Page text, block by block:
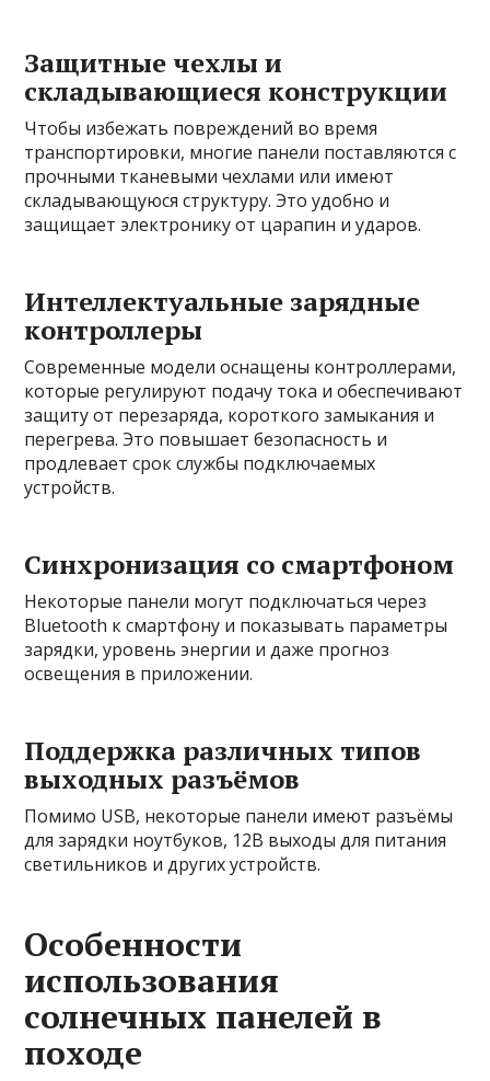
Защитные чехлы и
складывающиеся конструкции
Чтобы избежать повреждений во время
транспортировки, многие панели поставляются с
прочными тканевыми чехлами или имеют
складывающуюся структуру. Это удобно и
защищает электронику от царапин и ударов.
Интеллектуальные зарядные
контроллеры
Современные модели оснащены контроллерами,
которые регулируют подачу тока и обеспечивают
защиту от перезаряда, короткого замыкания и
перегрева. Это повышает безопасность и
продлевает срок службы подключаемых
устройств.
Синхронизация со смартфоном
Некоторые панели могут подключаться через
Bluetooth к смартфону и показывать параметры
зарядки, уровень энергии и даже прогноз
освещения в приложении.
Поддержка различных типов
выходных разъёмов
Помимо USB, некоторые панели имеют разъёмы
для зарядки ноутбуков, 12В выходы для питания
светильников и других устройств.
Особенности
использования
солнечных панелей в
походе